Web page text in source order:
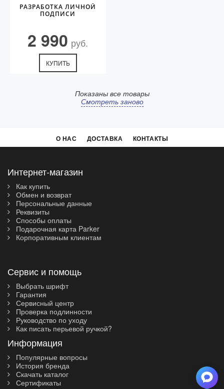
РАЗРАБОТКА ЛИЧНОЙ
ПОДПИСИ
2 990 руб.
КУПИТЬ
Показаны все товары
Смотреть заново
О НАС ДОСТАВКА КОНТАКТЫ
Интернет-магазин
Как купить
Обмен и возврат
Персональные данные
Реквизиты
Способы оплаты
Подарочная карта Parker
Корпоративным клиентам
Сервис и помощь
Выбрать шрифт
Гарантия
Сервисный центр
Проверка подлинности
Руководство по уходу
Как писать перьевой ручкой?
Информация
Популярные вопросы
История бренда
Скачать каталог
Сертификаты